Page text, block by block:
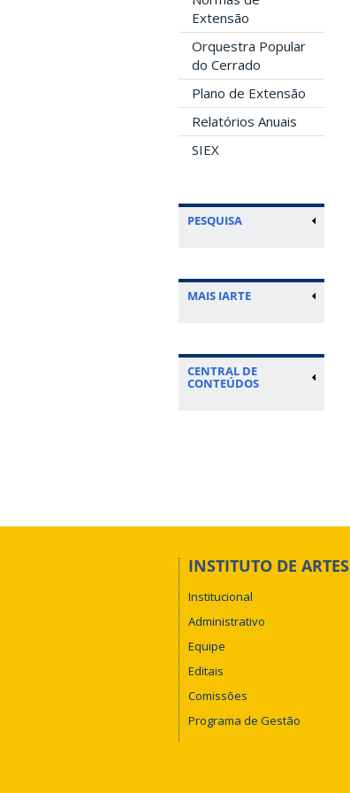
Extensão
Orquestra Popular
do Cerrado
Plano de Extensão
Relatórios Anuais
SIEX
PESQUISA
MAIS IARTE
CENTRAL DE
CONTEÚDOS
INSTITUTO DE ARTES
Institucional
Administrativo
Equipe
Editais
Comissões
Programa de Gestão